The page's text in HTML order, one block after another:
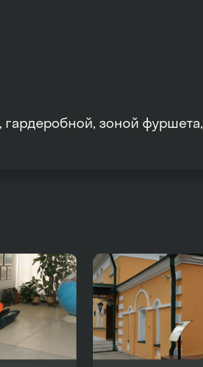
зоной